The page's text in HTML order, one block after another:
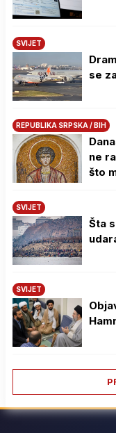
SVIJET
se
REPUBLIKA SRPSKA / BIH
ne
što
SVIJET
Šta
SVIJET